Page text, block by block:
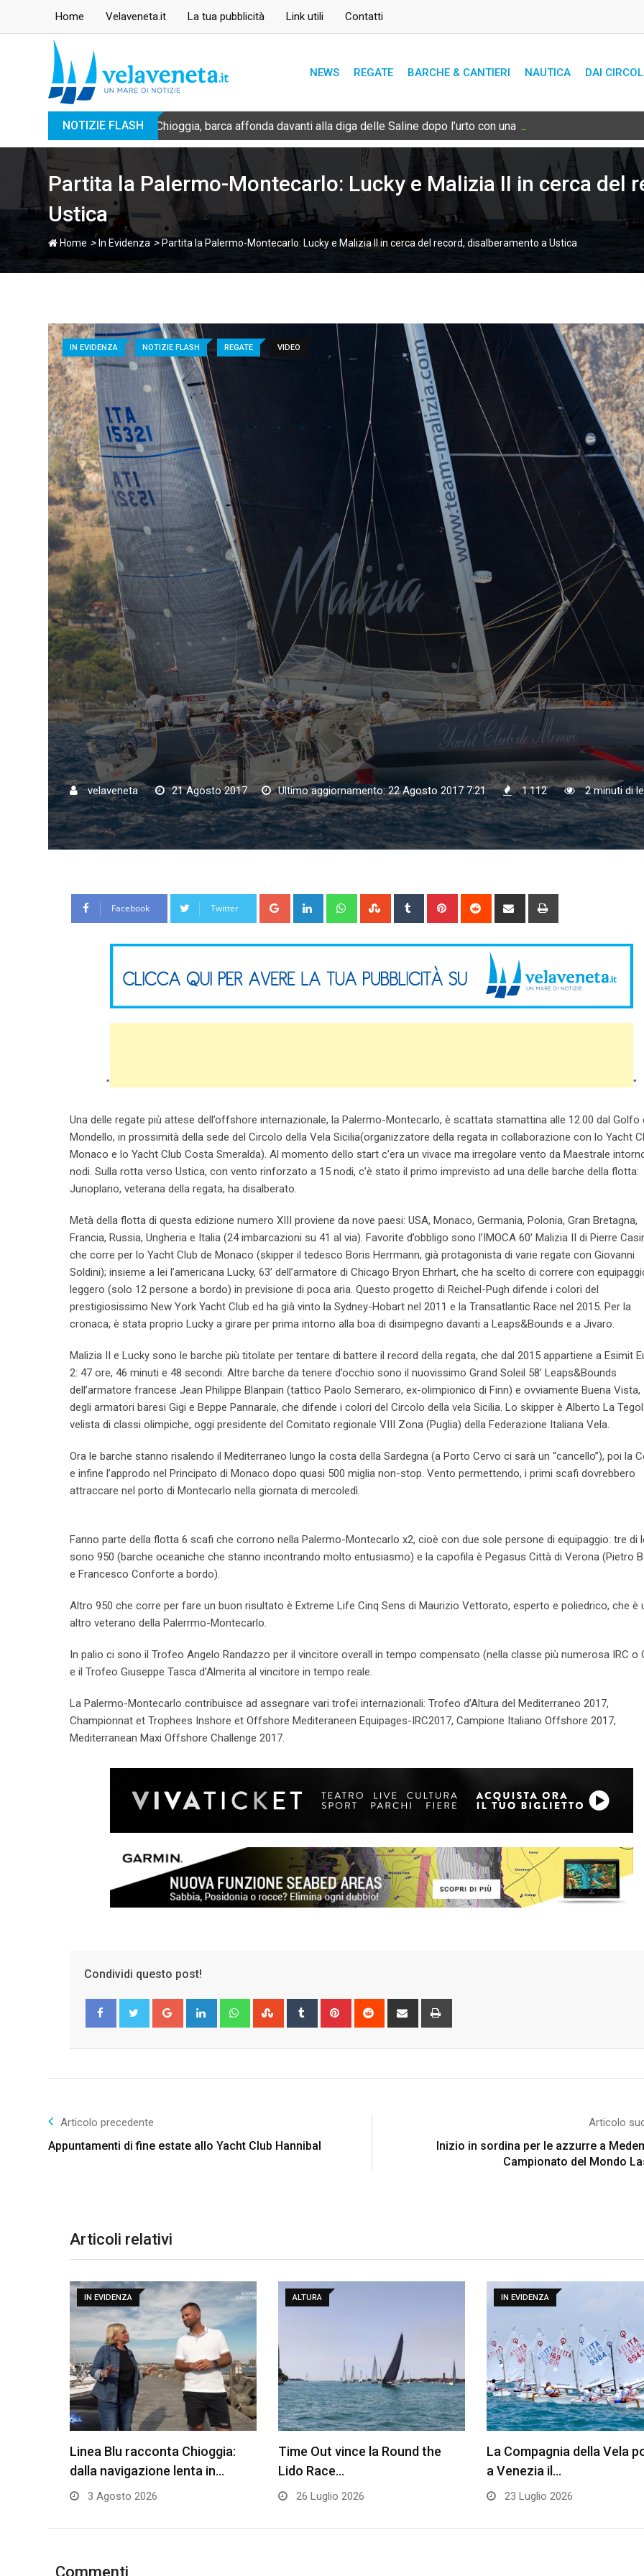
Home Velaveneta.it La tua pubblicità Link utili Contatti
NEWS REGATE BARCHE & CANTIERI NAUTICA DAI
NOTIZIE FLASH Chioggia, barca affonda davanti alla diga delle Saline dopo l’urto con una bricola sommersa
Partita la Palermo-Montecarlo: Lucky e Malizia II in cerca del
Ustica
Home > In Evidenza > Partita la Palermo-Montecarlo: Lucky e Malizia II in cerca del record, disalberamento a Ustica
IN EVIDENZA NOTIZIE FLASH REGATE VIDEO
velaveneta 21 Agosto 2017 Ultimo aggiornamento: 22 Agosto 2017 7:21 1.112 2 minuti di
Facebook Twitter Google+ LinkedIn WhatsappStumbleUpon
Tumblr Pinterest Reddit
Share
" "
Una delle regate più attese dell’offshore internazionale, la Palermo-Montecarlo, è scattata stamattina alle 12.00 dal Golfo
Mondello, in prossimità della sede del Circolo della Vela Sicilia(organizzatore della regata in collaborazione con lo Yacht
Monaco e lo Yacht Club Costa Smeralda). Al momento dello start c’era un vivace ma irregolare vento da Maestrale
nodi. Sulla rotta verso Ustica, con vento rinforzato a 15 nodi, c’è stato il primo imprevisto ad una delle barche della flotta:
Junoplano, veterana della regata, ha disalberato.
Metà della flotta di questa edizione numero XIII proviene da nove paesi: USA, Monaco, Germania, Polonia, Gran Bretagna,
Francia, Russia, Ungheria e Italia (24 imbarcazioni su 41 al via). Favorite d’obbligo sono l’IMOCA 60’ Malizia II di Pierre
che corre per lo Yacht Club de Monaco (skipper il tedesco Boris Herrmann, già protagonista di varie regate con Giovanni
Soldini); insieme a lei l’americana Lucky, 63’ dell’armatore di Chicago Bryon Ehrhart, che ha scelto di correre con
leggero (solo 12 persone a bordo) in previsione di poca aria. Questo progetto di Reichel-Pugh difende i colori del
prestigiosissimo New York Yacht Club ed ha già vinto la Sydney-Hobart nel 2011 e la Transatlantic Race nel 2015. Per la
cronaca, è stata proprio Lucky a girare per prima intorno alla boa di disimpegno davanti a Leaps&Bounds e a Jivaro.
Malizia II e Lucky sono le barche più titolate per tentare di battere il record della regata, che dal 2015 appartiene a Esimit
2: 47 ore, 46 minuti e 48 secondi. Altre barche da tenere d’occhio sono il nuovissimo Grand Soleil 58’ Leaps&Bounds
dell’armatore francese Jean Philippe Blanpain (tattico Paolo Semeraro, ex-olimpionico di Finn) e ovviamente Buena Vista,
degli armatori baresi Gigi e Beppe Pannarale, che difende i colori del Circolo della vela Sicilia. Lo skipper è Alberto La
velista di classi olimpiche, oggi presidente del Comitato regionale VIII Zona (Puglia) della Federazione Italiana Vela.
Ora le barche stanno risalendo il Mediterraneo lungo la costa della Sardegna (a Porto Cervo ci sarà un “cancello”), poi la
e infine l’approdo nel Principato di Monaco dopo quasi 500 miglia non-stop. Vento permettendo, i primi scafi dovrebbero
attraccare nel porto di Montecarlo nella giornata di mercoledì.
Fanno parte della flotta 6 scafi che corrono nella Palermo-Montecarlo x2, cioè con due sole persone di equipaggio: tre di
sono 950 (barche oceaniche che stanno incontrando molto entusiasmo) e la capofila è Pegasus Città di Verona (Pietro
e Francesco Conforte a bordo).
Altro 950 che corre per fare un buon risultato è Extreme Life Cinq Sens di Maurizio Vettorato, esperto e poliedrico, che è
altro veterano della Palerrmo-Montecarlo.
In palio ci sono il Trofeo Angelo Randazzo per il vincitore overall in tempo compensato (nella classe più numerosa IRC o
e il Trofeo Giuseppe Tasca d’Almerita al vincitore in tempo reale.
La Palermo-Montecarlo contribuisce ad assegnare vari trofei internazionali: Trofeo d’Altura del Mediterraneo 2017,
Championnat et Trophees Inshore et Offshore Mediteraneen Equipages-IRC2017, Campione Italiano Offshore 2017,
Mediterranean Maxi Offshore Challenge 2017.
Condividi questo post!
Google+ LinkedIn WhatsappStumbleUpon
Tumblr Pinterest Reddit
Share
Articolo precedente
Appuntamenti di fine estate allo Yacht Club Hannibal
Articolo
Inizio in sordina per le azzurre a
Campionato del Mondo
Articoli relativi
IN EVIDENZA
Linea Blu racconta Chioggia:
dalla navigazione lenta in…
3 Agosto 2026
ALTURA
Time Out vince la Round the
Lido Race…
26 Luglio 2026
IN EVIDENZA
La Compagnia della Vela
a Venezia il…
23 Luglio 2026
Commenti